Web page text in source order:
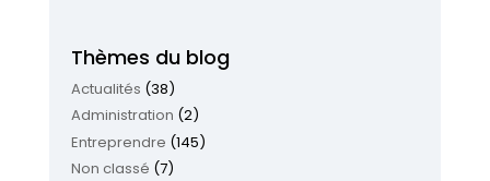
Thèmes du blog
Actualités (38)
Administration (2)
Entreprendre (145)
Non classé (7)